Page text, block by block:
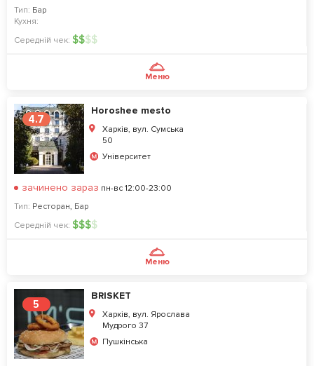
Тип: Бар
Кухня:
Середній чек: $$$$
Меню
4.7
Horoshee mesto
Харків, вул. Сумська
50
Університет
зачинено зараз пн-вс 12:00-23:00
Тип: Ресторан, Бар
Середній чек: $$$$
Меню
5
BRISKET
Харків, вул. Ярослава
Мудрого 37
Пушкінська